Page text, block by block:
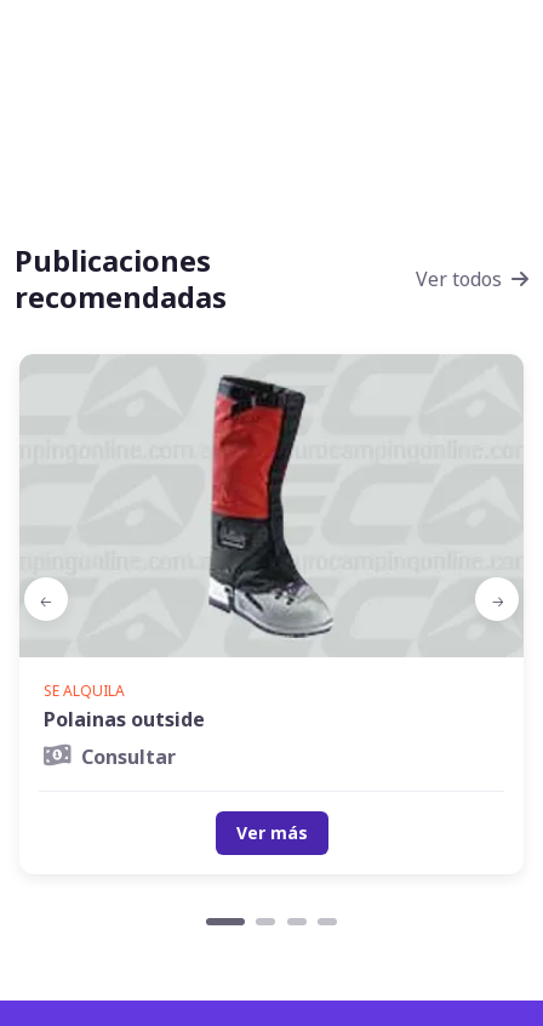
Publicaciones
recomendadas
Ver todos
SE ALQUILA
Polainas outside
Consultar
Ver más